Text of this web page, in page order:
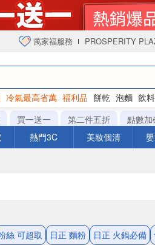
萬家福服務 PROSPERITY
冷氣最高省萬 福利品 餅乾 泡麵 飲料
買一送一 第二件五折 點數加
熱門3C 美妝個清
絲 可超取 日正 麵粉 日正 火鍋必備